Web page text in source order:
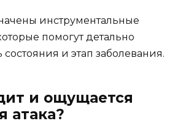
инструментальные
помогут детально
состояния и этап заболевания.
и ощущается
атака?